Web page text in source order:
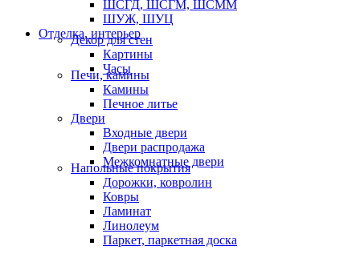
ШСГД, ШСГМ, ШСММ
ШУЖ, ШУЦ
Отделка, интерьер
Декор для стен
Картины
Часы
Печи, камины
Камины
Печное литье
Двери
Входные двери
Двери распродажа
Межкомнатные двери
Напольные покрытия
Дорожки, ковролин
Ковры
Ламинат
Линолеум
Паркет, паркетная доска